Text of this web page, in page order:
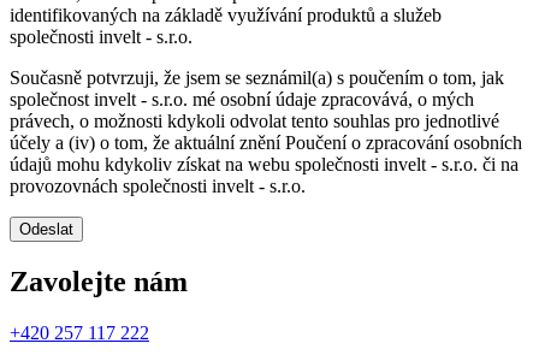
identifikovaných na základě využívání produktů a služeb
společnosti invelt - s.r.o.
Současně potvrzuji, že jsem se seznámil(a) s poučením o tom, jak
společnost invelt - s.r.o. mé osobní údaje zpracovává, o mých
právech, o možnosti kdykoli odvolat tento souhlas pro jednotlivé
účely a (iv) o tom, že aktuální znění Poučení o zpracování osobních
údajů mohu kdykoliv získat na webu společnosti invelt - s.r.o. či na
provozovnách společnosti invelt - s.r.o.
Odeslat
Zavolejte nám
+420 257 117 222